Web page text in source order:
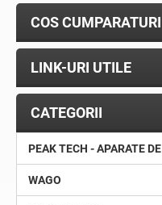
COS CUMPARATURI
LINK-URI UTILE
CATEGORII
PEAK TECH - APARATE
WAGO